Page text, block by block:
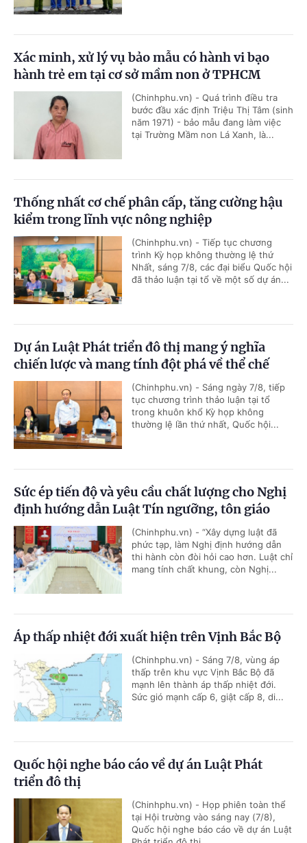
Xác minh, xử lý vụ bảo mẫu có hành vi bạo
hành trẻ em tại cơ sở mầm non ở TPHCM
(Chinhphu.vn) - Quá trình điều tra
bước đầu xác định Triệu Thị Tâm (sinh
năm 1971) - bảo mẫu đang làm việc
tại Trường Mầm non Lá Xanh, là...
Thống nhất cơ chế phân cấp, tăng cường hậu
kiểm trong lĩnh vực nông nghiệp
(Chinhphu.vn) - Tiếp tục chương
trình Kỳ họp không thường lệ thứ
Nhất, sáng 7/8, các đại biểu Quốc hội
đã thảo luận tại tổ về một số dự án...
Dự án Luật Phát triển đô thị mang ý nghĩa
chiến lược và mang tính đột phá về thể chế
(Chinhphu.vn) - Sáng ngày 7/8, tiếp
tục chương trình thảo luận tại tổ
trong khuôn khổ Kỳ họp không
thường lệ lần thứ nhất, Quốc hội...
Sức ép tiến độ và yêu cầu chất lượng cho Nghị
định hướng dẫn Luật Tín ngưỡng, tôn giáo
(Chinhphu.vn) - “Xây dựng luật đã
phức tạp, làm Nghị định hướng dẫn
thi hành còn đòi hỏi cao hơn. Luật chỉ
mang tính chất khung, còn Nghị...
Áp thấp nhiệt đới xuất hiện trên Vịnh Bắc Bộ
(Chinhphu.vn) - Sáng 7/8, vùng áp
thấp trên khu vực Vịnh Bắc Bộ đã
mạnh lên thành áp thấp nhiệt đới.
Sức gió mạnh cấp 6, giật cấp 8, di...
Quốc hội nghe báo cáo về dự án Luật Phát
triển đô thị
(Chinhphu.vn) - Họp phiên toàn thể
tại Hội trường vào sáng nay (7/8),
Quốc hội nghe báo cáo về dự án Luật